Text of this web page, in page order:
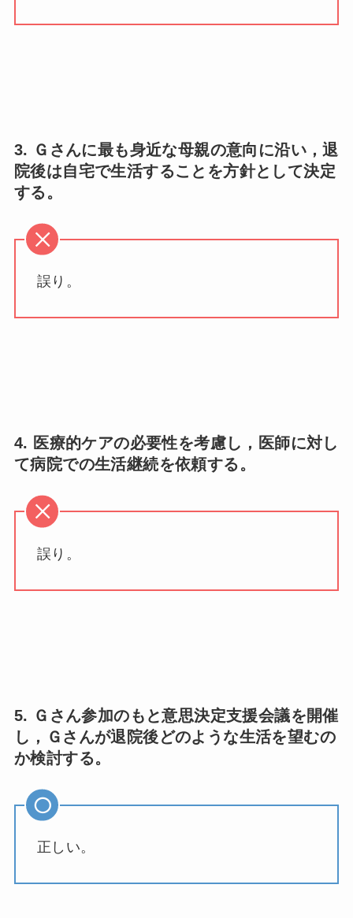
3. Ｇさんに最も身近な母親の意向に沿い，退
院後は自宅で生活することを方針として決定
する。
誤り。
4. 医療的ケアの必要性を考慮し，医師に対し
て病院での生活継続を依頼する。
誤り。
5. Ｇさん参加のもと意思決定支援会議を開催
し，Ｇさんが退院後どのような生活を望むの
か検討する。
正しい。